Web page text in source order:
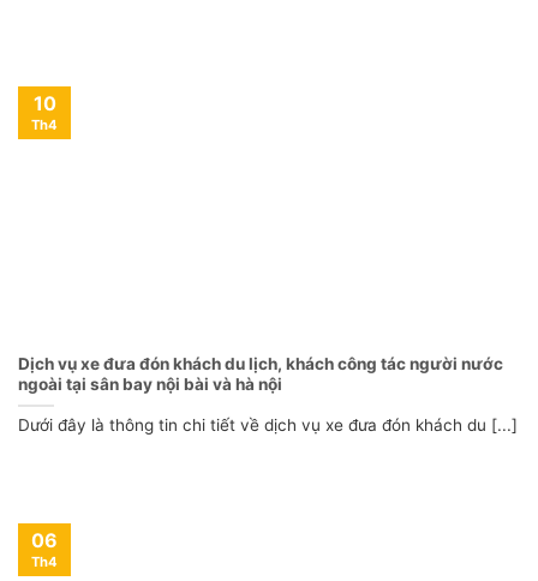
Dịch vụ xe đưa đón khách du lịch, khách công tác người nước
ngoài tại sân bay nội bài và hà nội
Dưới đây là thông tin chi tiết về dịch vụ xe đưa đón khách du [...]
10
Th4
06
Th4